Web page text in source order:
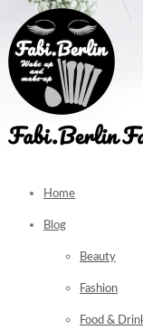
Home
Blog
Beauty
Fashion
Food &